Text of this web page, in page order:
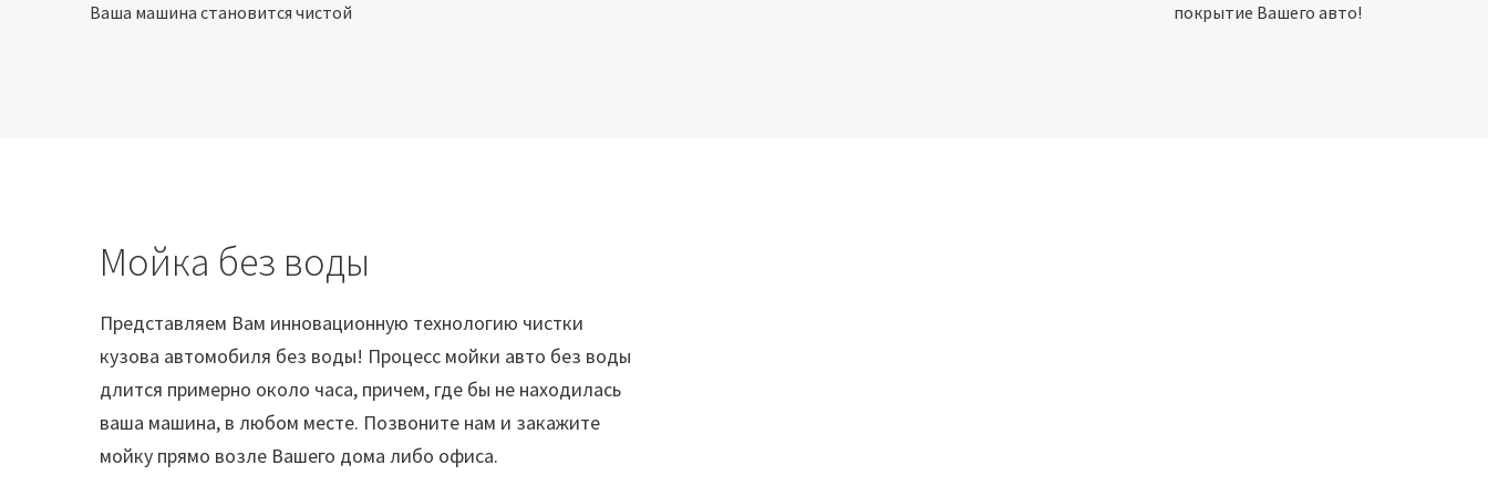
Ваша машина становится чистой
покрытие Вашего авто!
Мойка без воды
Представляем Вам инновационную технологию чистки
кузова автомобиля без воды! Процесс мойки авто без воды
длится примерно около часа, причем, где бы не находилась
ваша машина, в любом месте. Позвоните нам и закажите
мойку прямо возле Вашего дома либо офиса.